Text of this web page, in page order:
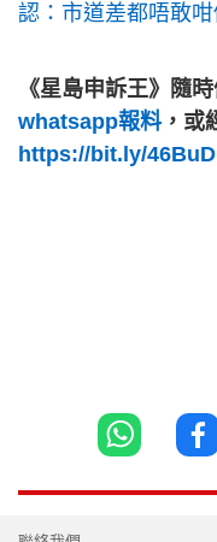
認：市道差都唔敢咁
《星島申訴王》隨
whatsapp報料，或
https://bit.ly/